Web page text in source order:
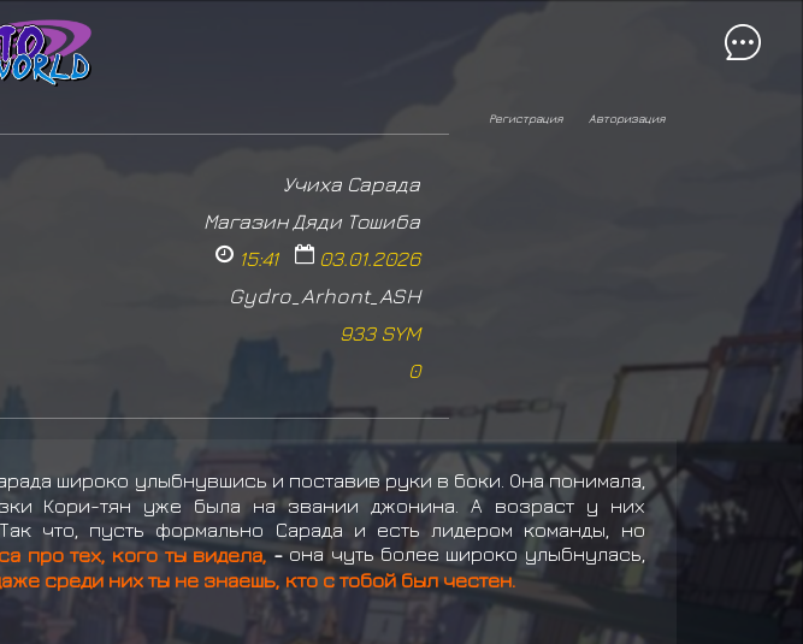
Авторизация
Регистрация
Учиха Сарада
Магазин Дяди Тошиба
15:41 03.01.2026
Gydro_Arhont_ASH
933 SYM
0
широко улыбнувшись и поставив руки в боки. Она понимала,
Кори-тян уже была на звании джонина. А возраст у них
что, пусть формально Сарада и есть лидером команды, но
про тех, кого ты видела,-она чуть более широко улыбнулась,
среди них ты не знаешь, кто с тобой был честен.